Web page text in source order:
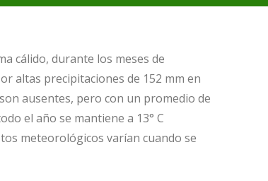
cálido, durante los meses de
altas precipitaciones de 152 mm en
ausentes, pero con un promedio de
el año se mantiene a 13° C
meteorológicos varían cuando se